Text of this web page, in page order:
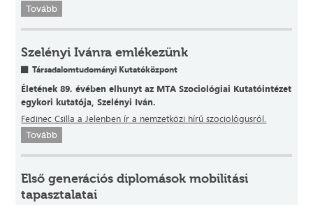
Tovább
Szelényi Ivánra emlékezünk
Társadalomtudományi Kutatóközpont
Életének 89. évében elhunyt az MTA Szociológiai Kutatóintézet
egykori kutatója, Szelényi Iván.
Fedinec Csilla a Jelenben ír a nemzetközi hírű szociológusról.
Tovább
Első generációs diplomások mobilitási
tapasztalatai